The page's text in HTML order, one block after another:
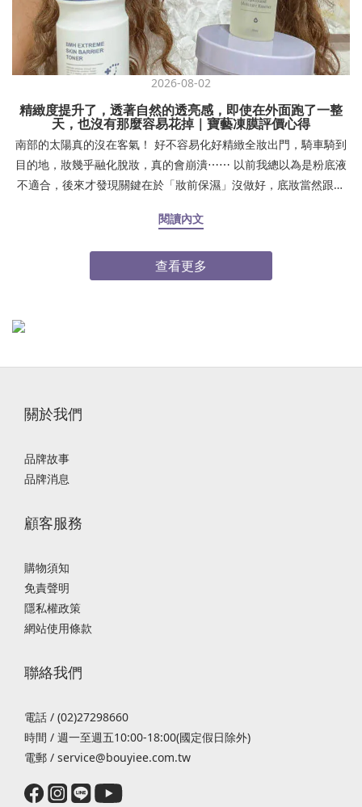
2026-08-02
精緻度提升了，透著自然的透亮感，即使在外面跑了一整
天，也沒有那麼容易花掉｜寶藝凍膜評價心得
南部的太陽真的沒在客氣！ 好不容易化好精緻全妝出門，騎車騎到
目的地，妝幾乎融化脫妝，真的會崩潰⋯⋯ 以前我總以為是粉底液
不適合，後來才發現關鍵在於「妝前保濕」沒做好，底妝當然跟皮
翼、嘴角開始浮粉卡紋，照鏡子真的好尷尬。後來我調整了妝前步
分鐘 #寶藝MF1保濕凍膜（加強保濕）或是也可以在前一晚厚敷 30
分鐘！敷完清水洗乾淨✨ Step 2：化妝棉濕敷 #益膚水 3 分鐘（打
用了這套保養組合，底妝服貼度直接升級！精緻度提升了，透著自
建議大家，底妝不貼的時候，先檢查肌膚是不是喝飽水了！感謝Cici
閱讀內文
查看更多
關於我們
品牌故事
品牌消息
顧客服務
購物須知
免責聲明
隱私權政策
網站使用條款
聯絡我們
電話 / (02)27298660
時間 / 週一至週五10:00-18:00(國定假日除外)
電郵 / service@bouyiee.com.tw